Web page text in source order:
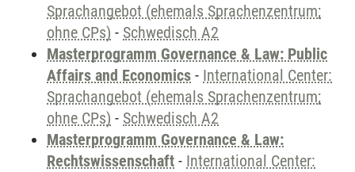
Sprachangebot (ehemals Sprachenzentrum;
ohne CPs) - Schwedisch A2
Masterprogramm Governance & Law: Public
Affairs and Economics - International Center:
Sprachangebot (ehemals Sprachenzentrum;
ohne CPs) - Schwedisch A2
Masterprogramm Governance & Law:
Rechtswissenschaft - International Center: